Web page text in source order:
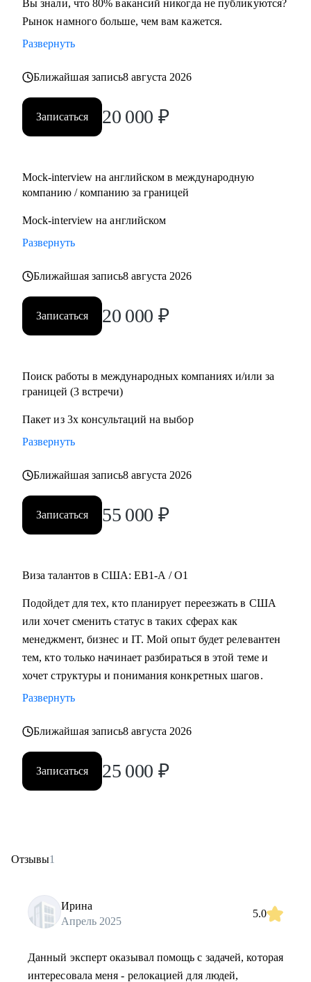
Вы знали, что 80% вакансий никогда не публикуются?
Рынок намного больше, чем вам кажется.
Развернуть
Ближайшая запись8 августа 2026
Записаться 20 000 ₽
Mock-interview на английском в международную
компанию / компанию за границей
Mock-interview на английском
Развернуть
Ближайшая запись8 августа 2026
Записаться 20 000 ₽
Поиск работы в международных компаниях и/или за
границей (3 встречи)
Пакет из 3х консультаций на выбор
Развернуть
Ближайшая запись8 августа 2026
Записаться 55 000 ₽
Виза талантов в США: EB1-A / O1
Подойдет для тех, кто планирует переезжать в США
или хочет сменить статус в таких сферах как
менеджмент, бизнес и IT. Мой опыт будет релевантен
тем, кто только начинает разбираться в этой теме и
хочет структуры и понимания конкретных шагов.
Развернуть
Ближайшая запись8 августа 2026
Записаться 25 000 ₽
Отзывы1
Ирина
Апрель 2025
5.0
Данный эксперт оказывал помощь с задачей, которая
интересовала меня - релокацией для людей,